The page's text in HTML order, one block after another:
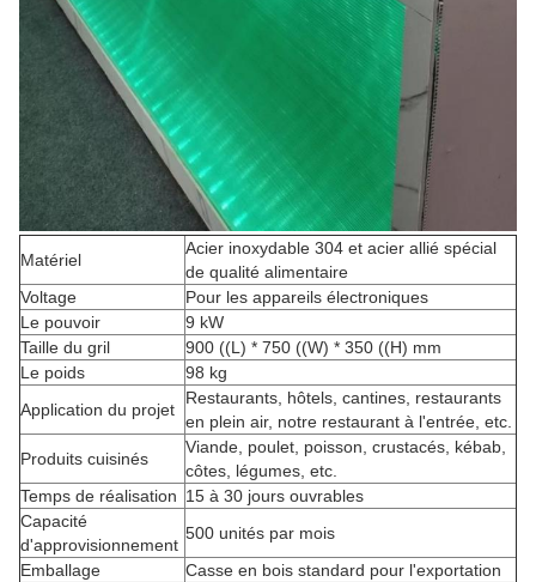
Matériel
Acier inoxydable 304 et acier allié spécial
de qualité alimentaire
Voltage
Pour les appareils électroniques
Le pouvoir
9 kW
Taille du gril
900 ((L) * 750 ((W) * 350 ((H) mm
Le poids
98 kg
Application du projet
Restaurants, hôtels, cantines, restaurants
en plein air, notre restaurant à l'entrée, etc.
Produits cuisinés
Viande, poulet, poisson, crustacés, kébab,
côtes, légumes, etc.
Temps de réalisation 15 à 30 jours ouvrables
Capacité
d'approvisionnement
500 unités par mois
Emballage
Casse en bois standard pour l'exportation